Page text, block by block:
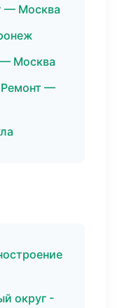
— Москва
Москва
Ремонт —
округ -